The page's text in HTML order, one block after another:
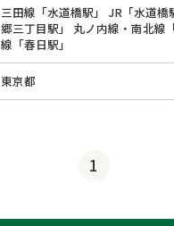
三田線「水道橋駅」 JR「水道橋
郷三丁目駅」 丸ノ内線・南北線
線「春日駅」
東京都
1